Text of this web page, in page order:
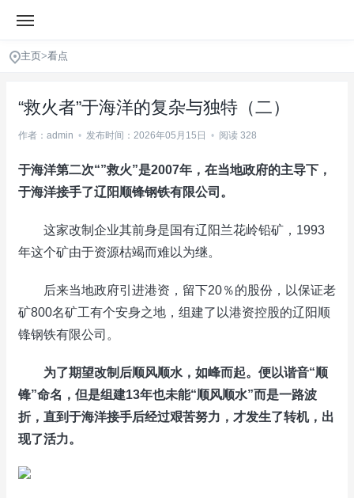
主页>看点
“救火者”于海洋的复杂与独特（二）
作者：admin • 发布时间：2026年05月15日 • 阅读 328
于海洋第二次“”救火”是2007年，在当地政府的主导下，
于海洋接手了辽阳顺锋钢铁有限公司。
这家改制企业其前身是国有辽阳兰花岭铅矿，1993
年这个矿由于资源枯竭而难以为继。
后来当地政府引进港资，留下20％的股份，以保证老
矿800名矿工有个安身之地，组建了以港资控股的辽阳顺
锋钢铁有限公司。
为了期望改制后顺风顺水，如峰而起。便以谐音“顺
锋”命名，但是组建13年也未能“顺风顺水”而是一路波
折，直到于海洋接手后经过艰苦努力，才发生了转机，出
现了活力。